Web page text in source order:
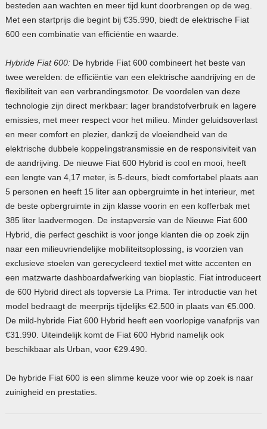
besteden aan wachten en meer tijd kunt doorbrengen op de weg.
Met een startprijs die begint bij €35.990, biedt de elektrische Fiat
600 een combinatie van efficiëntie en waarde.
Hybride Fiat 600:De hybride Fiat 600 combineert het beste van
twee werelden: de efficiëntie van een elektrische aandrijving en de
flexibiliteit van een verbrandingsmotor. De voordelen van deze
technologie zijn direct merkbaar: lager brandstofverbruik en lagere
emissies, met meer respect voor het milieu. Minder geluidsoverlast
en meer comfort en plezier, dankzij de vloeiendheid van de
elektrische dubbele koppelingstransmissie en de responsiviteit van
de aandrijving. De nieuwe Fiat 600 Hybrid is cool en mooi, heeft
een lengte van 4,17 meter, is 5-deurs, biedt comfortabel plaats aan
5 personen en heeft 15 liter aan opbergruimte in het interieur, met
de beste opbergruimte in zijn klasse voorin en een kofferbak met
385 liter laadvermogen. De instapversie van de Nieuwe Fiat 600
Hybrid, die perfect geschikt is voor jonge klanten die op zoek zijn
naar een milieuvriendelijke mobiliteitsoplossing, is voorzien van
exclusieve stoelen van gerecycleerd textiel met witte accenten en
een matzwarte dashboardafwerking van bioplastic. Fiat introduceert
de 600 Hybrid direct als topversie La Prima. Ter introductie van het
model bedraagt de meerprijs tijdelijks €2.500 in plaats van €5.000.
De mild-hybride Fiat 600 Hybrid heeft een voorlopige vanafprijs van
€31.990. Uiteindelijk komt de Fiat 600 Hybrid namelijk ook
beschikbaar als Urban, voor €29.490.
De hybride Fiat 600 is een slimme keuze voor wie op zoek is naar
zuinigheid en prestaties.